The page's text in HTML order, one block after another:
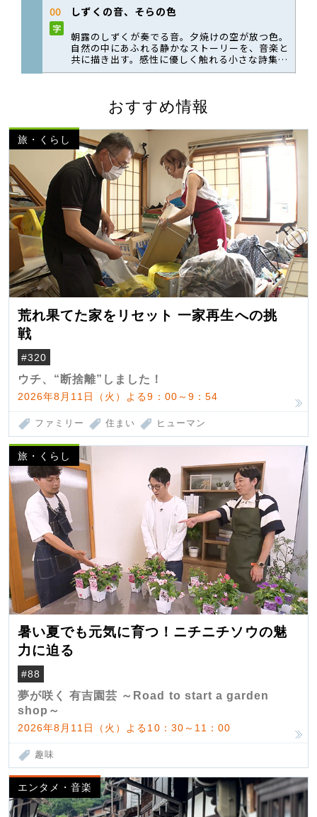
おすすめ情報
旅・くらし
荒れ果てた家をリセット 一家再生への挑
戦
#320
ウチ、“断捨離”しました！
2026年8月11日（火）よる9：00～9：54
ファミリー 住まい ヒューマン
旅・くらし
暑い夏でも元気に育つ！ニチニチソウの魅
力に迫る
#88
夢が咲く 有吉園芸 ～Road to start a garden
shop～
2026年8月11日（火）よる10：30～11：00
趣味
エンタメ・音楽